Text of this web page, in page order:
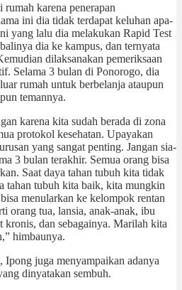
karena penerapan
ini dia tidak terdapat keluhan apa-
yang lalu dia melakukan Rapid Test
dia ke kampus, dan ternyata
dilaksanakan pemeriksaan
Selama 3 bulan di Ponorogo, dia
rumah untuk berbelanja ataupun
temannya.
karena kita sudah berada di zona
protokol kesehatan. Upayakan
yang sangat penting. Jangan sia-
3 bulan terakhir. Semua orang bisa
Saat daya tahan tubuh kita tidak
tahan tubuh kita baik, kita mungkin
menularkan ke kelompok rentan
orang tua, lansia, anak-anak, ibu
kronis, dan sebagainya. Marilah kita
himbaunya.
Ipong juga menyampaikan adanya
dinyatakan sembuh.